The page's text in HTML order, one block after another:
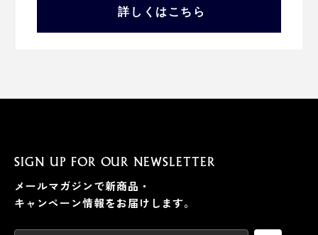
詳しくはこちら
SIGN UP FOR OUR NEWSLETTER
メールマガジンで新商品・
キャンペーン情報をお届けします。